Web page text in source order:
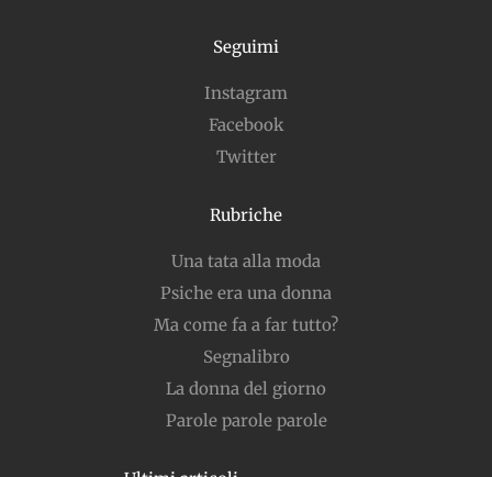
Seguimi
Instagram
Facebook
Twitter
Rubriche
Una tata alla moda
Psiche era una donna
Ma come fa a far tutto?
Segnalibro
La donna del giorno
Parole parole parole